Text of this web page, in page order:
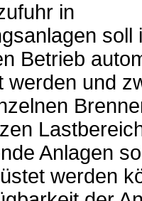
in
soll
Betrieb
werden und
Anlagen
werden